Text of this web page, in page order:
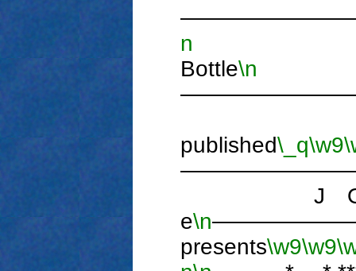
n
Bottle\n
published\_q\w9
J O
e\n
presents\w9\w9